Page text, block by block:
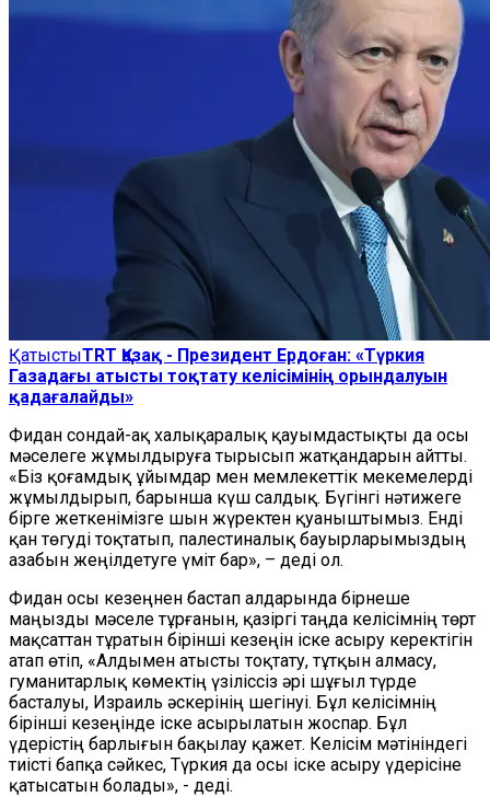
ҚатыстыTRT Қазақ - Президент Ердоған: «Түркия
Газадағы атысты тоқтату келісімінің орындалуын
қадағалайды»
Фидан сондай-ақ халықаралық қауымдастықты да осы
мәселеге жұмылдыруға тырысып жатқандарын айтты.
«Біз қоғамдық ұйымдар мен мемлекеттік мекемелерді
жұмылдырып, барынша күш салдық. Бүгінгі нәтижеге
бірге жеткенімізге шын жүректен қуаныштымыз. Енді
қан төгуді тоқтатып, палестиналық бауырларымыздың
азабын жеңілдетуге үміт бар», – деді ол.
Фидан осы кезеңнен бастап алдарында бірнеше
маңызды мәселе тұрғанын, қазіргі таңда келісімнің төрт
мақсаттан тұратын бірінші кезеңін іске асыру керектігін
атап өтіп, «Алдымен атысты тоқтату, тұтқын алмасу,
гуманитарлық көмектің үзіліссіз әрі шұғыл түрде
басталуы, Израиль әскерінің шегінуі. Бұл келісімнің
бірінші кезеңінде іске асырылатын жоспар. Бұл
үдерістің барлығын бақылау қажет. Келісім мәтініндегі
тиісті бапқа сәйкес, Түркия да осы іске асыру үдерісіне
қатысатын болады», - деді.